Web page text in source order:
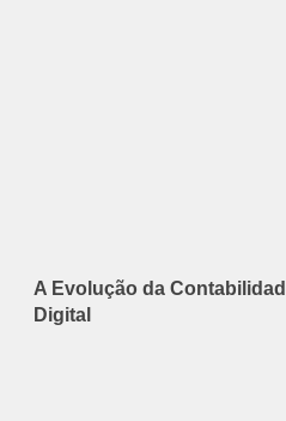
A Evolução da
Digital